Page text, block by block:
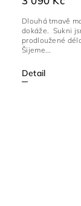
Detail
Dlouhá tmavě
dokáže. Sukni
prodloužené
Šijeme...